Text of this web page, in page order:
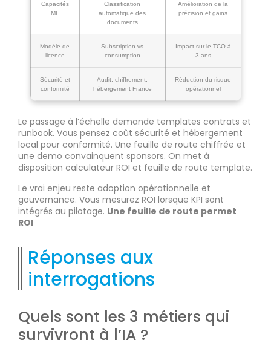
Capacités
ML
Classification
automatique des
documents
Amélioration de la
précision et gains
Modèle de
licence
Subscription vs
consumption
Impact sur le TCO à
3 ans
Sécurité et
conformité
Audit, chiffrement,
hébergement France
Réduction du risque
opérationnel
Le passage à l’échelle demande templates contrats et
runbook. Vous pensez coût sécurité et hébergement
local pour conformité. Une feuille de route chiffrée et
une demo convainquent sponsors. On met à
disposition calculateur ROI et feuille de route template.
Le vrai enjeu reste adoption opérationnelle et
gouvernance. Vous mesurez ROI lorsque KPI sont
intégrés au pilotage. Une feuille de route permet
ROI
Réponses aux
interrogations
Quels sont les 3 métiers qui
survivront à l’IA ?